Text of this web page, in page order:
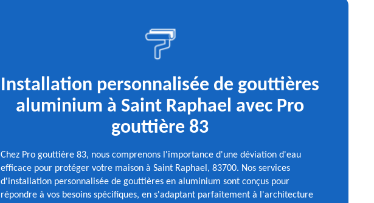
Installation personnalisée de gouttières
aluminium à Saint Raphael avec Pro
gouttière 83
Chez Pro gouttière 83, nous comprenons l'importance d'une déviation d'eau
efficace pour protéger votre maison à Saint Raphael, 83700. Nos services
d'installation personnalisée de gouttières en aluminium sont conçus pour
répondre à vos besoins spécifiques, en s'adaptant parfaitement à l'architecture